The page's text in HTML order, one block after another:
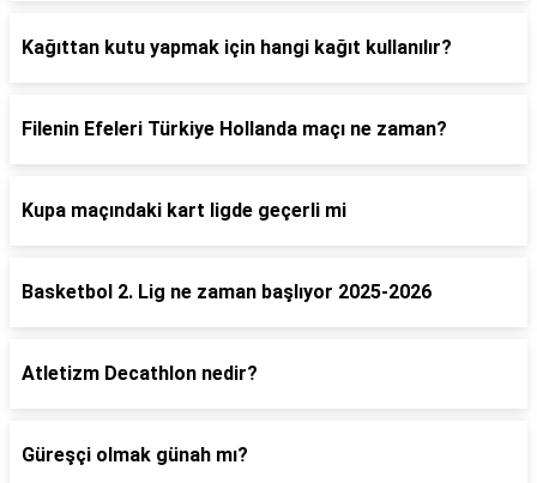
Kağıttan kutu yapmak için hangi kağıt kullanılır?
Filenin Efeleri Türkiye Hollanda maçı ne zaman?
Kupa maçındaki kart ligde geçerli mi
Basketbol 2. Lig ne zaman başlıyor 2025-2026
Atletizm Decathlon nedir?
Güreşçi olmak günah mı?